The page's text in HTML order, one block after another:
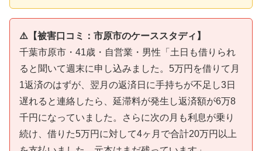
⚠️【被害口コミ：市原市のケーススタディ】
千葉市原市・41歳・自営業・男性「土日も借りられ
ると聞いて週末に申し込みました。5万円を借りて月
1返済のはずが、翌月の返済日に手持ちが不足し3日
遅れると連絡したら、延滞料が発生し返済額が6万8
千円になっていました。さらに次の月も利息が乗り
続け、借りた5万円に対して4ヶ月で合計20万円以上